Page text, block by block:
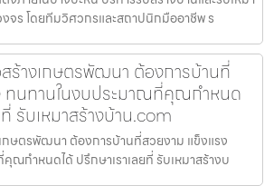
จร โดยทีมวิศวกรและสถาปนิกมืออาชีพ ร
ร้างเกษตรพัฒนา ต้องการบ้านที่
ทนทานในงบประมาณที่คุณกำหนด
รับเหมาสร้างบ้าน.com
กษตรพัฒนา ต้องการบ้านที่สวยงาม แข็งแรง
ณกำหนดได้ ปรึกษาเราเลยที่ รับเหมาสร้างบ